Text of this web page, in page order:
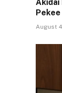
Akidai
Pekee
August